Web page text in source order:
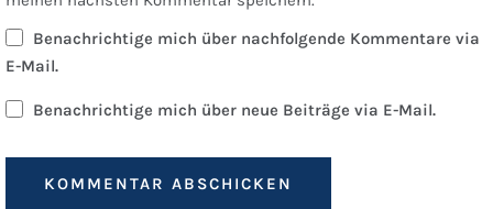
Benachrichtige mich über nachfolgende Kommentare via
E-Mail.
Benachrichtige mich über neue Beiträge via E-Mail.